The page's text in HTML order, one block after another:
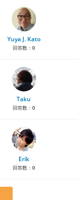
Yuya J. Kato
回答数： 0
Taku
回答数： 0
Erik
回答数： 0